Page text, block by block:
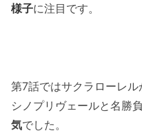
様子に注目です。
第7話ではサクラローレル
シノプリヴェールと名勝
気でした。